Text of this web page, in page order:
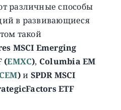
различные способы
в развивающиеся
такой
MSCI Emerging
(EMXC), Columbia EM
)и SPDR MSCI
ETF